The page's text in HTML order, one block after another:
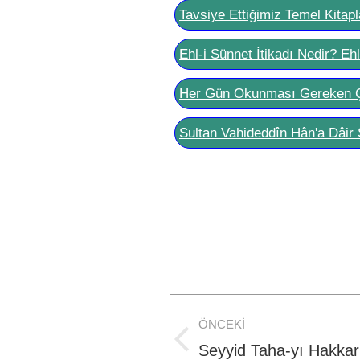
Tavsiye Ettiğimiz Temel
Ehl-i Sünnet İtikadı Nedir?
Her Gün Okunması Gereken
Sultan Vahideddîn Hân'a Dâir
Post
navigation
ÖNCEKI
Previous
Seyyid Taha-yı